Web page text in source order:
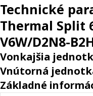
Technické
Thermal Split
V6W/D2N8-
Vonkajšia
Vnútorná
Základné